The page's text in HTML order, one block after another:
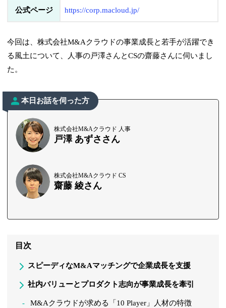
公式ページ https://corp.macloud.jp/
今回は、株式会社M&Aクラウドの事業成長と若手が活躍でき
る風土について、人事の戸澤さんとCSの齋藤さんに伺いまし
た。
本日お話を伺った方
株式会社M&Aクラウド 人事
戸澤 あずささん
株式会社M&Aクラウド CS
齋藤 綾さん
目次
スピーディなM&Aマッチングで企業成長を支援
社内バリューとプロダクト志向が事業成長を牽引
M&Aクラウドが求める「10 Player」人材の特徴